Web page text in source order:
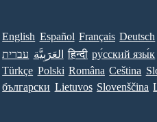
English Español Français Deutsch
עברית العَرَبِيَّة हिन्दी ру́сский язы́к
Türkçe Polski Româna Ceština
български Lietuvos Slovenščina